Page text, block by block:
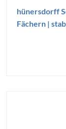
hünersdorff
Fächern |